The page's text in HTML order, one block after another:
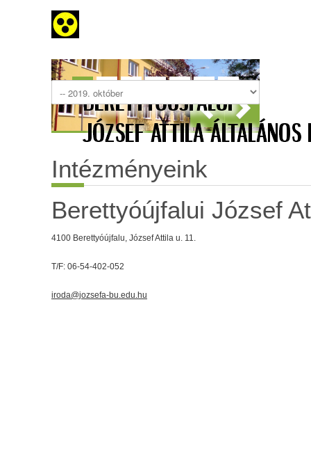
Intézményeink
Berettyóújfalui József
4100 Berettyóújfalu, József Attila u. 11.
T/F: 06-54-402-052
iroda@jozsefa-bu.edu.hu